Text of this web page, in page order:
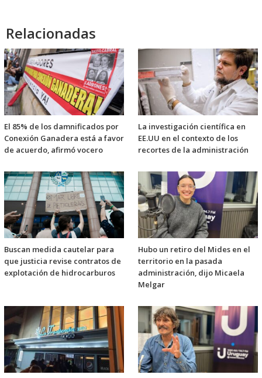
Relacionadas
El 85% de los damnificados por
Conexión Ganadera está a favor
de acuerdo, afirmó vocero
La investigación científica en
EE.UU en el contexto de los
recortes de la administración
Buscan medida cautelar para
que justicia revise contratos de
explotación de hidrocarburos
Hubo un retiro del Mides en el
territorio en la pasada
administración, dijo Micaela
Melgar